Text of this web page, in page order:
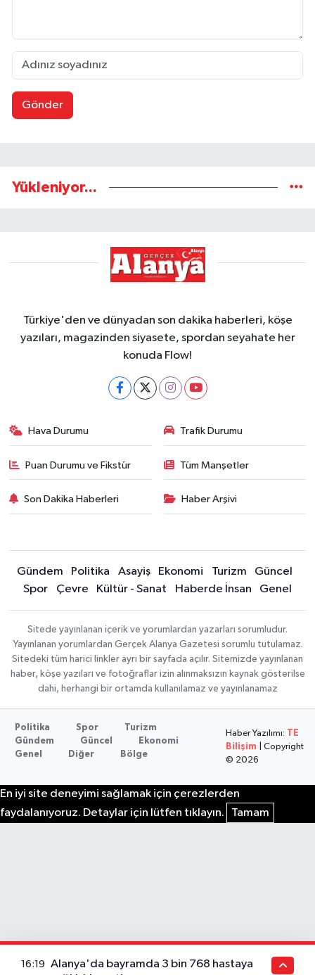
Gönder
Yükleniyor...
Türkiye'den ve dünyadan son dakika haberleri, köşe
yazıları, magazinden siyasete, spordan seyahate her
konuda Flow!
Hava Durumu Trafik Durumu
Puan Durumu ve Fikstür Tüm Manşetler
Son Dakika Haberleri Haber Arşivi
Gündem Politika Asayiş Ekonomi Turizm
Güncel
Spor
Çevre Kültür - Sanat Haberde İnsan Genel
Sitede yayınlanan içerik ve yorumlardan yazarları sorumludur.
Yayınlanan yorumlardan Gerçek Alanya Gazetesi sorumlu tutulamaz.
Sitedeki tüm harici linkler ayrı bir sayfada açılır. Sitemizde yayınlanan
haber, köşe yazıları ve fotoğraflar izin alınmaksızın kaynak gösterilse
dahi, herhangi bir ortamda kullanılamaz ve yayınlanamaz
Politika Spor
Turizm
Gündem
Güncel
Ekonomi
Genel
Diğer Bölge
Haber Yazılımı:
TE
Bilişim | Copyright
© 2026
En iyi site deneyimi sağlamak için çerezlerden
faydalanıyoruz. Detaylar için lütfen tıklayın.
Tamam
16:19
Alanya'da bayramda 3 bin 768 hastaya